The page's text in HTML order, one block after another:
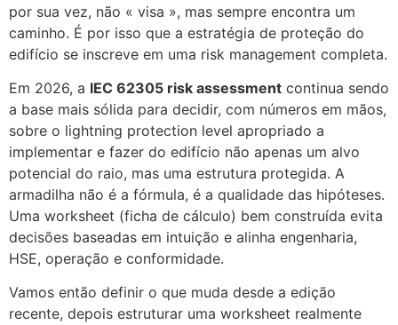
por sua vez, não « visa », mas sempre encontra um
caminho. É por isso que a estratégia de proteção do
edifício se inscreve em uma risk management completa.
Em 2026, a IEC 62305 risk assessment continua sendo
a base mais sólida para decidir, com números em mãos,
sobre o lightning protection level apropriado a
implementar e fazer do edifício não apenas um alvo
potencial do raio, mas uma estrutura protegida. A
armadilha não é a fórmula, é a qualidade das hipóteses.
Uma worksheet (ficha de cálculo) bem construída evita
decisões baseadas em intuição e alinha engenharia,
HSE, operação e conformidade.
Vamos então definir o que muda desde a edição
recente, depois estruturar uma worksheet realmente